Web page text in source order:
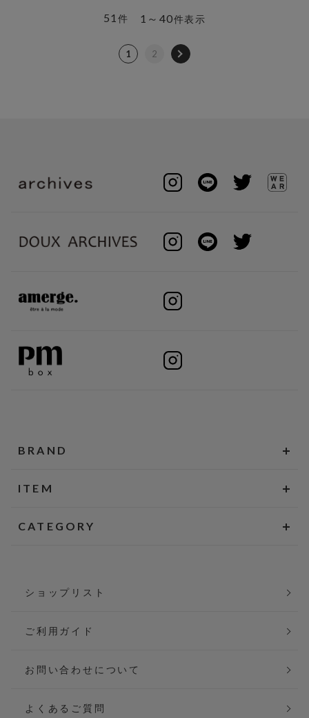
1～40件表示
51件
1 2
BRAND
ITEM
CATEGORY
ショップリスト
ご利用ガイド
お問い合わせについて
よくあるご質問